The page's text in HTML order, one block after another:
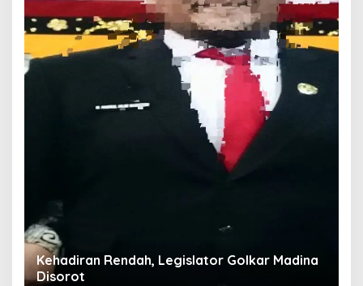
Kehadiran Rendah, Legislator Golkar Madina
Disorot